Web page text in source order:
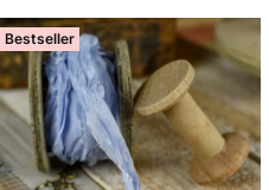
Bestseller